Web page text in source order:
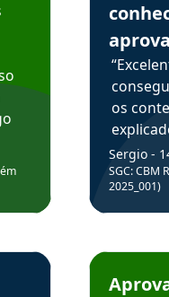
Concursos em
aprova
os
Sergio -
SGC: CBM
2025_001)
Estudante